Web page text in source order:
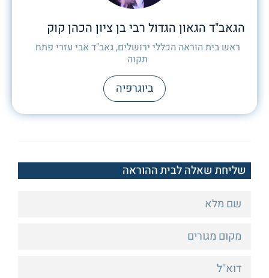
הגאב"ד הגאון הגדול רבי בן ציון הכהן קוק
ראש בית הוראה הכללי ירושלים, גאב"ד אבי עזרי פתח
תקוה
ביוגרפיה
שליחת שאלה לבית ההוראה